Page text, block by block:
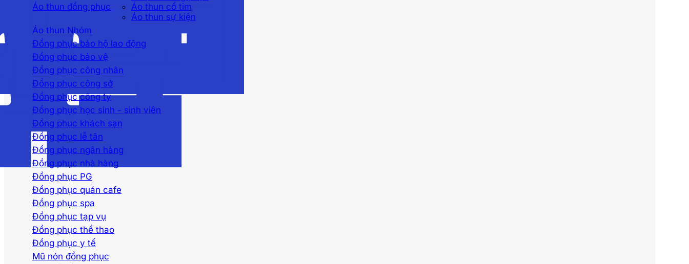
Áo thun đồng phục
Áo thun cổ tim
Áo thun sự kiện
Áo thun Nhóm
Đồng phục bảo hộ lao động
Đồng phục bảo vệ
Đồng phục công nhân
Đồng phục công sở
Đồng phục công ty
Đồng phục học sinh - sinh viên
Đồng phục khách sạn
Đồng phục lễ tân
Đồng phục ngân hàng
Đồng phục nhà hàng
Đồng phục PG
Đồng phục quán cafe
Đồng phục spa
Đồng phục tạp vụ
Đồng phục thể thao
Đồng phục y tế
Mũ nón đồng phục